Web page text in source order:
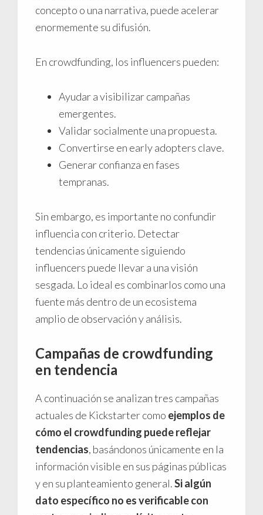
concepto o una narrativa, puede acelerar
enormemente su difusión.
En crowdfunding, los influencers pueden:
Ayudar a visibilizar campañas
emergentes.
Validar socialmente una propuesta.
Convertirse en early adopters clave.
Generar confianza en fases
tempranas.
Sin embargo, es importante no confundir
influencia con criterio. Detectar
tendencias únicamente siguiendo
influencers puede llevar a una visión
sesgada. Lo ideal es combinarlos como una
fuente más dentro de un ecosistema
amplio de observación y análisis.
Campañas de crowdfunding
en tendencia
A continuación se analizan tres campañas
actuales de Kickstarter como ejemplos de
cómo el crowdfunding puede reflejar
tendencias, basándonos únicamente en la
información visible en sus páginas públicas
y en su planteamiento general.Si algún
dato específico no es verificable con